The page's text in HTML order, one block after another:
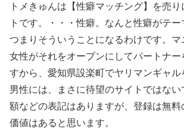
トメきゅんは【性癖マッチング】を売
トです。・・・性癖。なんと性癖がテ
つまりそういうことになるわけです。
女性がそれをオープンにしてパートナ
すから、愛知県設楽町でヤリマンギャル
男性には、まさに待望のサイトではない
額などの表記はありますが、登録は無料
価値はあると思います。